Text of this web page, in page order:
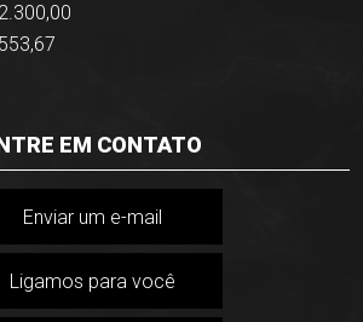
EM CONTATO
Enviar um e-mail
Ligamos para você